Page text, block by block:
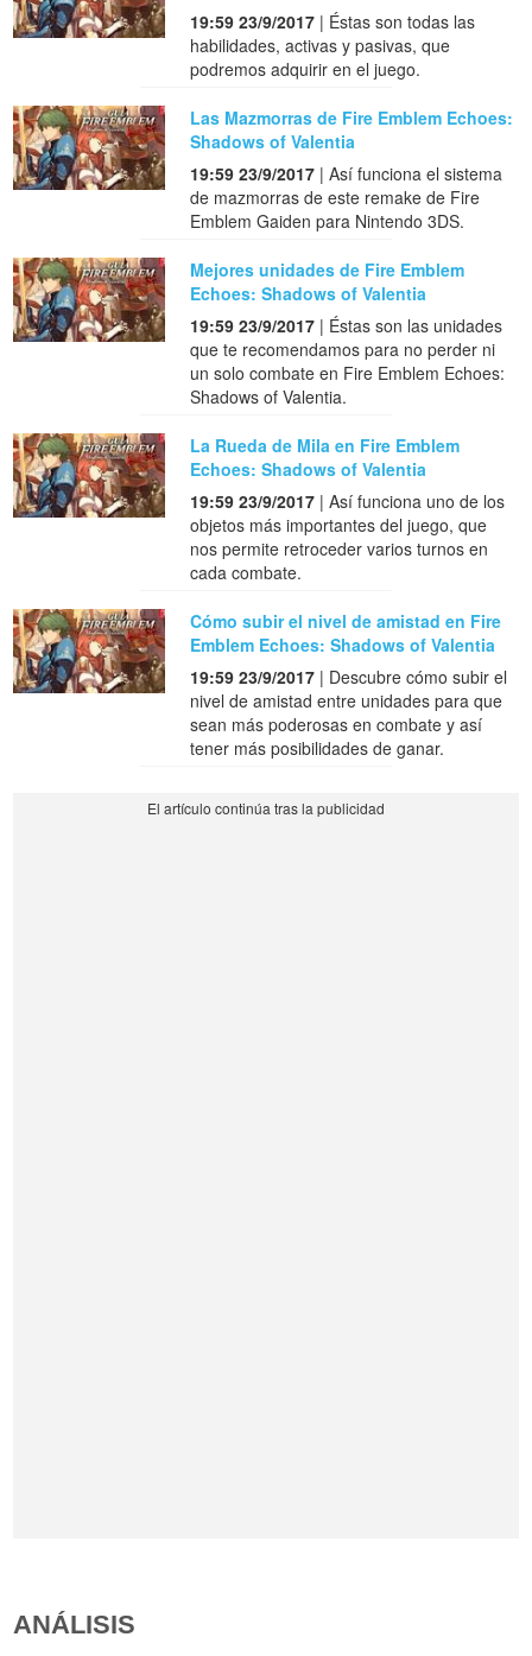
19:59 23/9/2017 | Éstas son todas las
habilidades, activas y pasivas, que
podremos adquirir en el juego.
Las Mazmorras de Fire Emblem Echoes:
Shadows of Valentia
19:59 23/9/2017 | Así funciona el sistema
de mazmorras de este remake de Fire
Emblem Gaiden para Nintendo 3DS.
Mejores unidades de Fire Emblem
Echoes: Shadows of Valentia
19:59 23/9/2017 | Éstas son las unidades
que te recomendamos para no perder ni
un solo combate en Fire Emblem Echoes:
Shadows of Valentia.
La Rueda de Mila en Fire Emblem
Echoes: Shadows of Valentia
19:59 23/9/2017 | Así funciona uno de los
objetos más importantes del juego, que
nos permite retroceder varios turnos en
cada combate.
Cómo subir el nivel de amistad en Fire
Emblem Echoes: Shadows of Valentia
19:59 23/9/2017 | Descubre cómo subir el
nivel de amistad entre unidades para que
sean más poderosas en combate y así
tener más posibilidades de ganar.
ANÁLISIS